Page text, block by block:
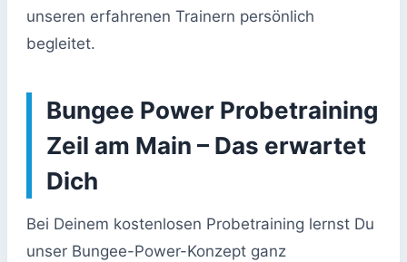
unseren erfahrenen Trainern persönlich
begleitet.
Bungee Power Probetraining
Zeil am Main – Das erwartet
Dich
Bei Deinem kostenlosen Probetraining lernst Du
unser Bungee-Power-Konzept ganz